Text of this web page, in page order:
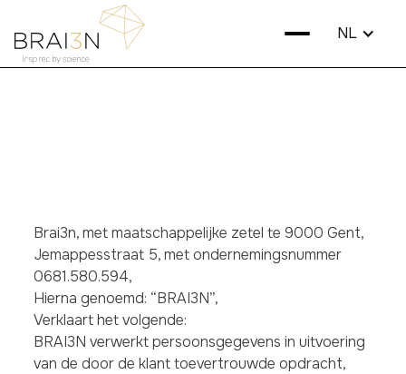
NL
Brai3n, met maatschappelijke zetel te 9000 Gent,
Jemappesstraat 5, met ondernemingsnummer
0681.580.594,
Hierna genoemd: “BRAI3N”,
Verklaart het volgende:
BRAI3N verwerkt persoonsgegevens in uitvoering
van de door de klant toevertrouwde opdracht,